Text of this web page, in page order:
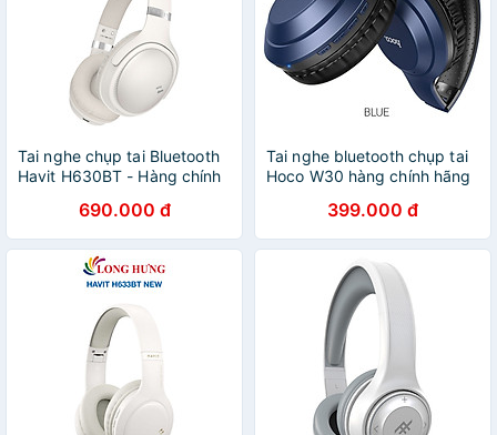
Tai nghe chụp tai Bluetooth
Havit H630BT - Hàng chính
690.000 đ
Tai nghe bluetooth chụp tai
Hoco W30 hàng chính hãng
399.000 đ